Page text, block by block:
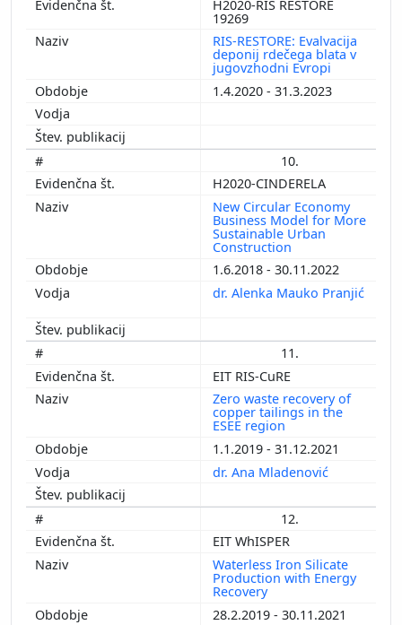
H2020-RIS RESTORE
19269
RIS-RESTORE: Evalvacija
deponij rdečega blata v
jugovzhodni Evropi
1.4.2020 - 31.3.2023
10.
H2020-CINDERELA
New Circular Economy
Business Model for More
Sustainable Urban
Construction
1.6.2018 - 30.11.2022
dr. Alenka Mauko Pranjić
11.
EIT RIS-CuRE
Zero waste recovery of
copper tailings in the
ESEE region
1.1.2019 - 31.12.2021
dr. Ana Mladenović
12.
EIT WhISPER
Waterless Iron Silicate
Production with Energy
Recovery
28.2.2019 - 30.11.2021